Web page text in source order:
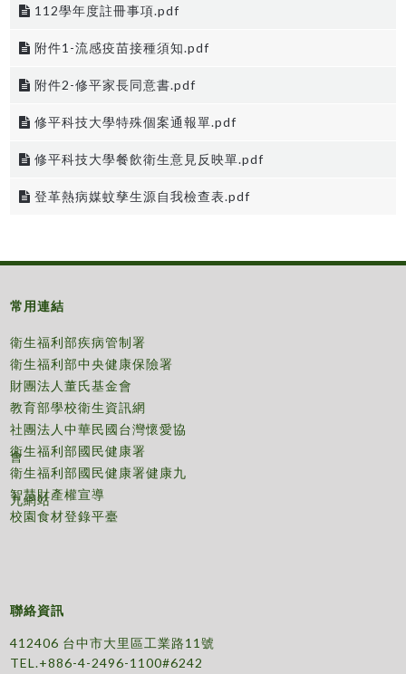
112學年度註冊事項.pdf
附件1-流感疫苗接種須知.pdf
附件2-修平家長同意書.pdf
修平科技大學特殊個案通報單.pdf
修平科技大學餐飲衛生意見反映單.pdf
登革熱病媒蚊孳生源自我檢查表.pdf
常用連結
衛生福利部疾病管制署
衛生福利部中央健康保險署
財團法人董氏基金會
教育部學校衛生資訊網
社團法人中華民國台灣懷愛協
會
衛生福利部國民健康署
衛生福利部國民健康署健康九
九網站
智慧財產權宣導
校園食材登錄平臺
聯絡資訊
412406 台中市大里區工業路11號
TEL.+886-4-2496-1100#6242